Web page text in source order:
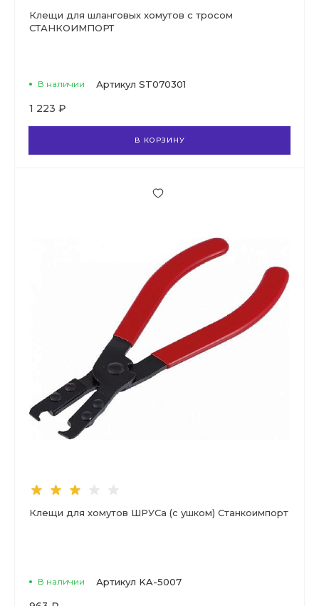
Клещи для шланговых хомутов с тросом
СТАНКОИМПОРТ
В наличии Артикул ST070301
1 223 ₽
В КОРЗИНУ
Клещи для хомутов ШРУСа (с ушком) Станкоимпорт
В наличии Артикул KA-5007